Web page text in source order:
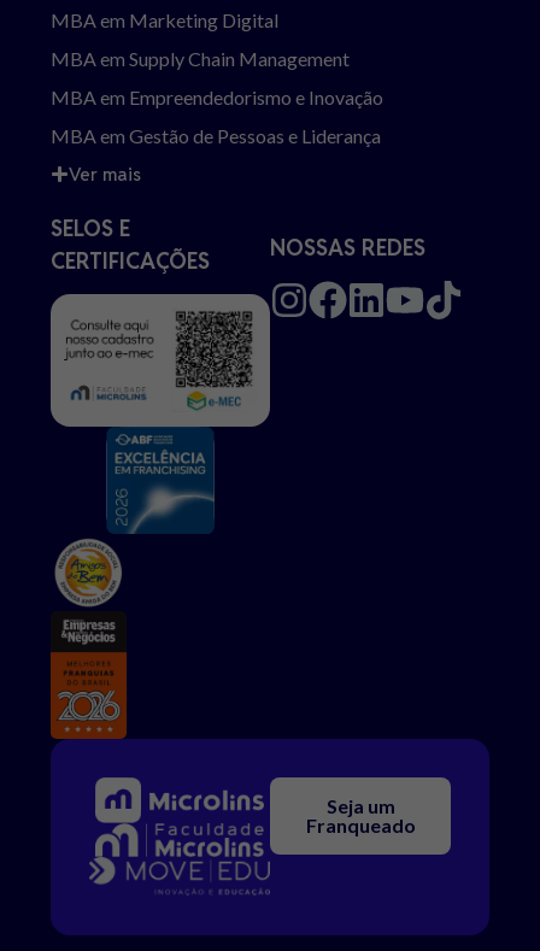
MBA em Marketing Digital
MBA em Supply Chain Management
MBA em Empreendedorismo e Inovação
MBA em Gestão de Pessoas e Liderança
Ver mais
SELOS E
CERTIFICAÇÕES
NOSSAS REDES
Seja um
Franqueado